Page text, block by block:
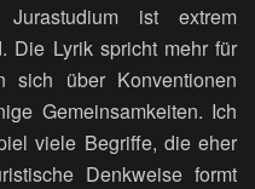
ist extrem
Die Lyrik spricht mehr für
sich über Konventionen
Gemeinsamkeiten. Ich
viele Begriffe, die eher
Denkweise formt